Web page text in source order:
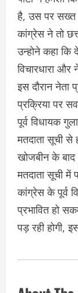
है, उस पर सख्त
कांग्रेस ने तो
उन्हाेने कहा कि
विचारधारा और
इस दाैरान
प्रक्रिया पर
पूर्व विधायक
मतदाता सूची से
खोजबीन के
मतदाता सूची में
कांग्रेस के पूर्व
प्रभावित हो
पड़ रही होगी,